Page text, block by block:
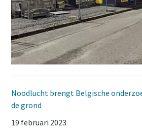
Noodlucht brengt Belgische
de grond
19 februari 2023